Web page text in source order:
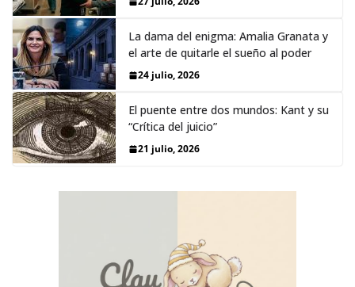
La dama del enigma: Amalia Granata y
el arte de quitarle el sueño al poder
24 julio, 2026
El puente entre dos mundos: Kant y su
“Crítica del juicio”
21 julio, 2026